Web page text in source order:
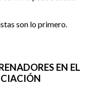
son lo primero.
EN EL